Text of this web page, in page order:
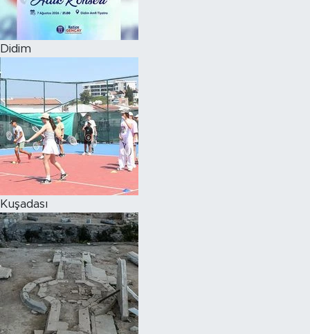
Didim
Kuşadası